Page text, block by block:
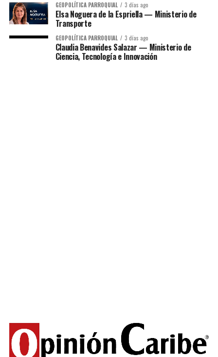
GEOPOLÍTICA PARROQUIAL 3 días ago
Elsa Noguera de la Espriella — Ministerio de
Transporte
GEOPOLÍTICA PARROQUIAL 3 días ago
Claudia Benavides Salazar — Ministerio de
Ciencia, Tecnología e Innovación